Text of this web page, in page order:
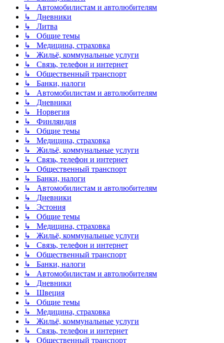
↳ Автомобилистам и автолюбителям
↳ Дневники
↳ Литва
↳ Общие темы
↳ Медицина, страховка
↳ Жильё, коммунальные услуги
↳ Связь, телефон и интернет
↳ Общественный транспорт
↳ Банки, налоги
↳ Автомобилистам и автолюбителям
↳ Дневники
↳ Норвегия
↳ Финляндия
↳ Общие темы
↳ Медицина, страховка
↳ Жильё, коммунальные услуги
↳ Связь, телефон и интернет
↳ Общественный транспорт
↳ Банки, налоги
↳ Автомобилистам и автолюбителям
↳ Дневники
↳ Эстония
↳ Общие темы
↳ Медицина, страховка
↳ Жильё, коммунальные услуги
↳ Связь, телефон и интернет
↳ Общественный транспорт
↳ Банки, налоги
↳ Автомобилистам и автолюбителям
↳ Дневники
↳ Швеция
↳ Общие темы
↳ Медицина, страховка
↳ Жильё, коммунальные услуги
↳ Связь, телефон и интернет
↳ Общественный транспорт